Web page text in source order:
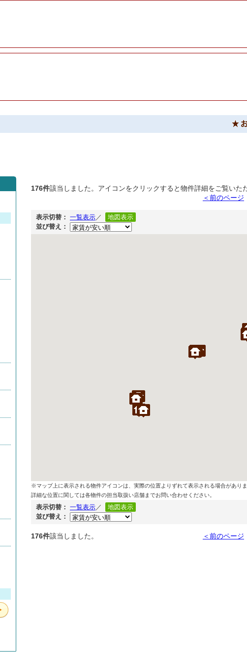
176件該当しました。アイコンをクリックすると物件詳細をご覧いた
＜前のページ
表示切替： 一覧表示／
地図表示
並び替え：
※マップ上に表示される物件アイコンは、実際の位置よりずれて表示される場合がありま
詳細な位置に関しては各物件の担当取扱い店舗までお問い合わせください。
表示切替： 一覧表示／
地図表示
並び替え：
176件該当しました。 ＜前のページ